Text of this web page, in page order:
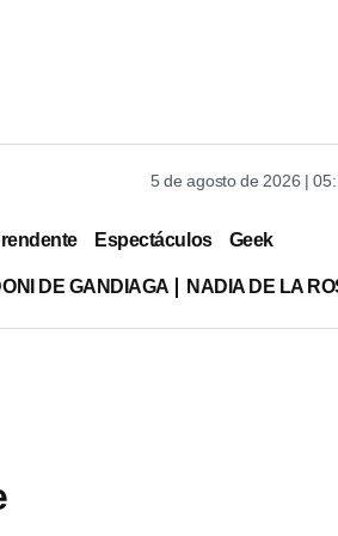
5 de agosto de 2026 |
Espectáculos Geek
DE GANDIAGA NADIA DE LA